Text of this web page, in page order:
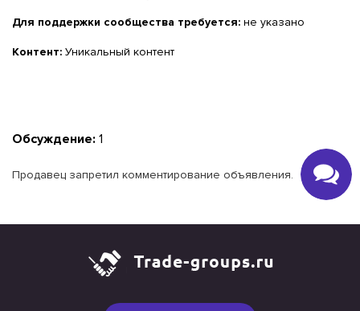
Для поддержки сообщества требуется: не указано
Контент: Уникальный контент
Обсуждение: 1
Продавец запретил комментирование объявления.